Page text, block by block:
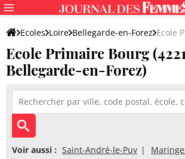
Ecoles Loire Bellegarde-en-Forez Ecole
Ecole Primaire Bourg
Bellegarde-en-Forez)
Voir aussi : Saint-André-le-Puy